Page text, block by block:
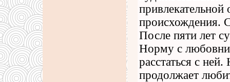
привлекательной
происхождения.
После пяти лет
Норму с
расстаться с
продолжает